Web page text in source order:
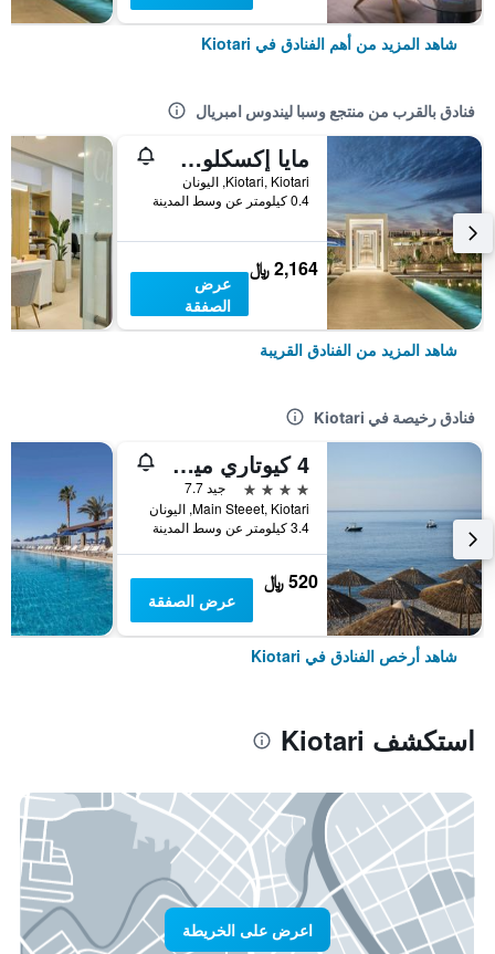
شاهد المزيد من أهم الفنادق في Kiotari
فنادق بالقرب من منتجع وسبا ليندوس امبريال
مايا إكسكلوسيف ريزورت آند سبا - للبالغين فقط - شامل جميع الخدمات
Kiotari, Kiotari, اليونان
0.4 كيلومتر عن وسط المدينة
2,164 ﷼
عرض
الصفقة
شاهد المزيد من الفنادق القريبة
فنادق رخيصة في Kiotari
4 كيوتاري ميرالونا بيتش ريزورت)
4 نجوم
جيد 7.7
Main Steeet, Kiotari, اليونان
3.4 كيلومتر عن وسط المدينة
520 ﷼
عرض الصفقة
شاهد أرخص الفنادق في Kiotari
استكشف Kiotari
اعرض على الخريطة